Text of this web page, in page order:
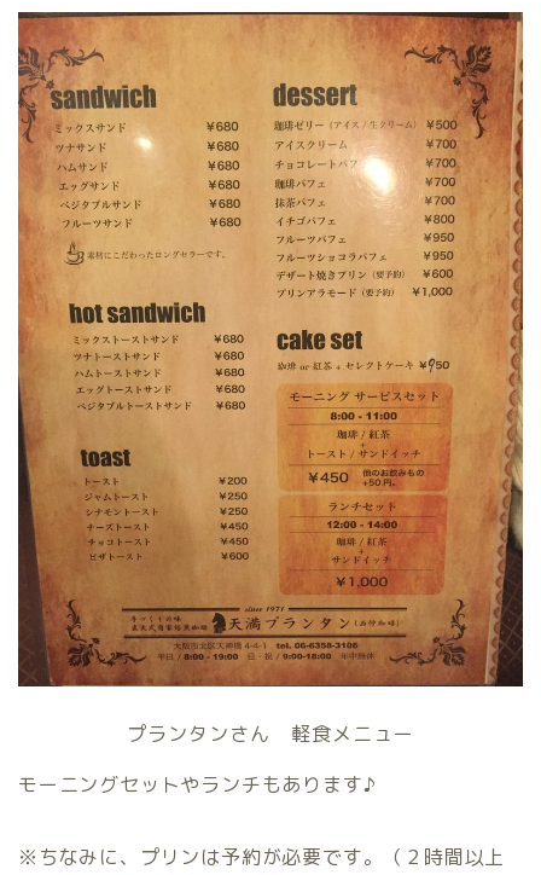
プランタンさん 軽食メニュー
モーニングセットやランチもあります♪
※ちなみに、プリンは予約が必要です。（２時間以上